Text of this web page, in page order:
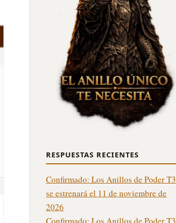
RESPUESTAS RECIENTES
Confirmado: Los Anillos de Poder T3
se estrenará el 11 de noviembre de
2026
Confirmado: Los Anillos de Poder T3